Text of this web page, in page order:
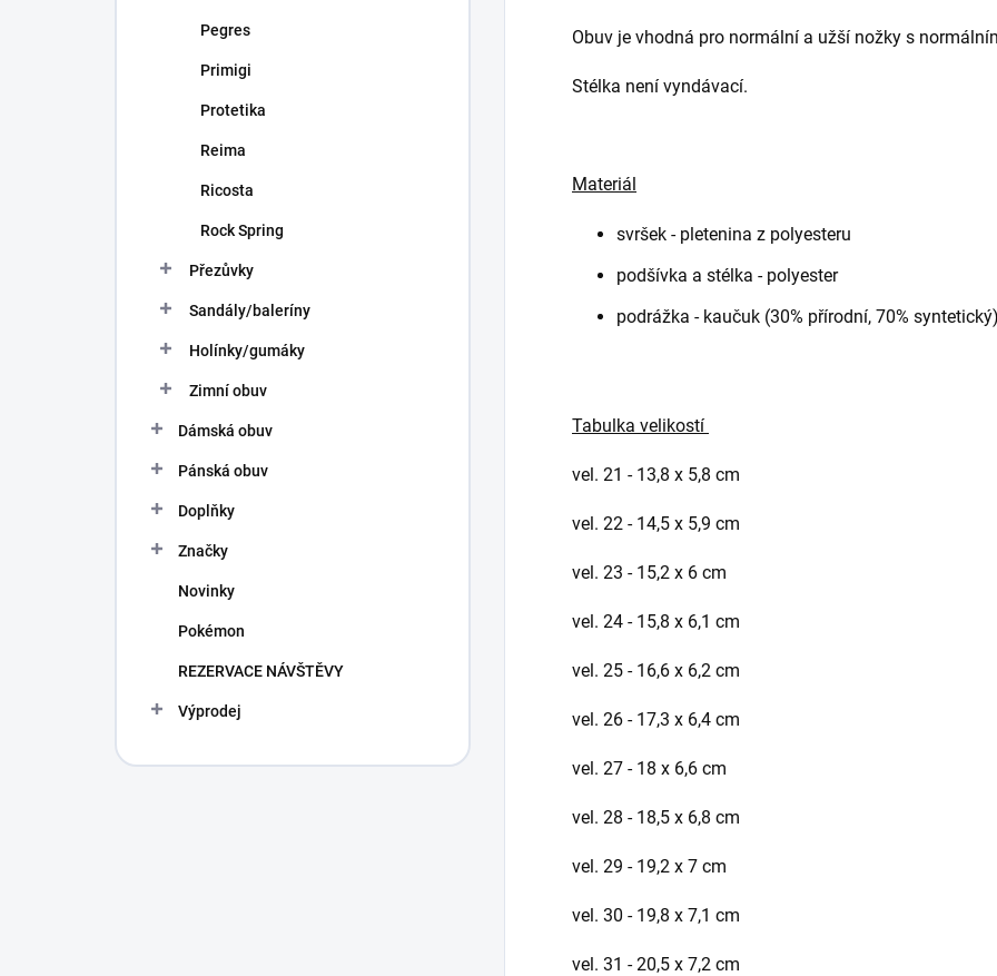
Pegres
Primigi
Protetika
Reima
Ricosta
Rock Spring
Přezůvky
Sandály/baleríny
Holínky/gumáky
Zimní obuv
Dámská obuv
Pánská obuv
Doplňky
Značky
Novinky
Pokémon
REZERVACE NÁVŠTĚVY
Výprodej
Obuv je vhodná pro normální a užší nožky s
Stélka není vyndávací.
Materiál
svršek - pletenina z polyesteru
podšívka a stélka - polyester
podrážka - kaučuk (30% přírodní, 70%
Tabulka velikostí
vel. 21 - 13,8 x 5,8 cm
vel. 22 - 14,5 x 5,9 cm
vel. 23 - 15,2 x 6 cm
vel. 24 - 15,8 x 6,1 cm
vel. 25 - 16,6 x 6,2 cm
vel. 26 - 17,3 x 6,4 cm
vel. 27 - 18 x 6,6 cm
vel. 28 - 18,5 x 6,8 cm
vel. 29 - 19,2 x 7 cm
vel. 30 - 19,8 x 7,1 cm
vel. 31 - 20,5 x 7,2 cm